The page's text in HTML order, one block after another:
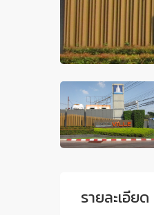
รายละเอียด